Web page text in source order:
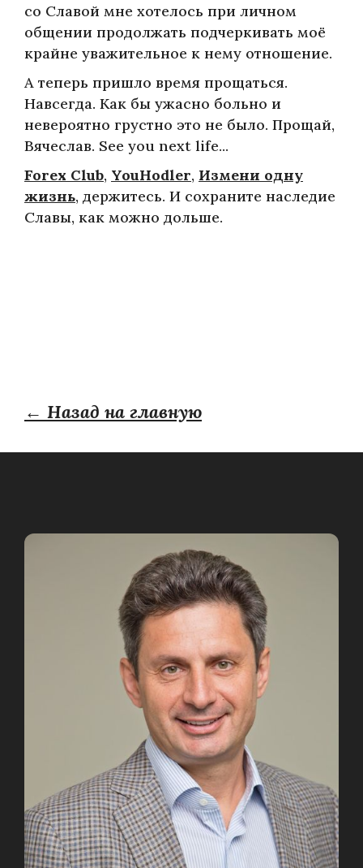
со Славой мне хотелось при личном
общении продолжать подчеркивать моё
крайне уважительное к нему отношение.
А теперь пришло время прощаться.
Навсегда. Как бы ужасно больно и
невероятно грустно это не было. Прощай,
Вячеслав. See you next life...
Forex Club, YouHodler, Измени одну
жизнь, держитесь. И сохраните наследие
Славы, как можно дольше.
← Назад на главную